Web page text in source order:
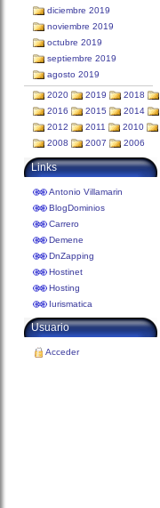
diciembre 2019
noviembre 2019
octubre 2019
septiembre 2019
agosto 2019
2020 2019 2018
2016
2015 2014
2012
2011 2010
2008
2007 2006
Links
Antonio Villamarin
BlogDominios
Carrero
Demene
DnZapping
Hostinet
Hosting
Iurismatica
Usuario
Acceder